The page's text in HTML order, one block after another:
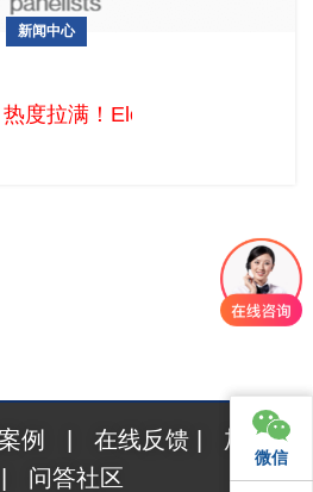
新闻中心
热度拉满！Eletrolar Show
微信
微信
例 在线反馈| 加入我
问答社区